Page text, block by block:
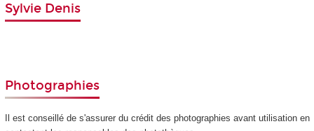
Sylvie Denis
Photographies
Il est conseillé de s'assurer du crédit des photographies avant utilisation en